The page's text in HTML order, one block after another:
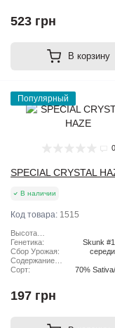
523 грн
В корзину
Популярный
0
SPECIAL CRYSTAL
В наличии
Код товара: 1515
Высота
растения:
Генетика:
Skunk #1
Сбор Урожая:
Содержание
ТГК:
Сорт:
70%
197 грн